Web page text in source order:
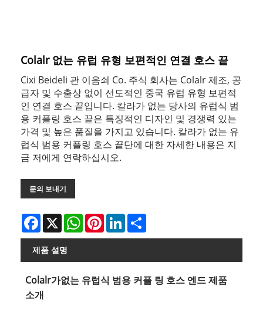
Colalr 없는 유럽 유형 보편적인 연결 호스 끝
Cixi Beideli 관 이음쇠 Co. 주식 회사는 Colalr 제조, 공
급자 및 수출상 없이 선도적인 중국 유럽 유형 보편적
인 연결 호스 끝입니다. 칼라가 없는 당사의 유럽식 범
용 커플링 호스 끝은 특징적인 디자인 및 경쟁력 있는
가격 및 높은 품질을 가지고 있습니다. 칼라가 없는 유
럽식 범용 커플링 호스 끝단에 대한 자세한 내용은 지
금 저에게 연락하십시오.
문의 보내기
Facebook
X WhatsAppPinterestLinkedIn
제품 설명
Colalr가없는 유럽식 범용 커플 링 호스 엔드 제품
소개